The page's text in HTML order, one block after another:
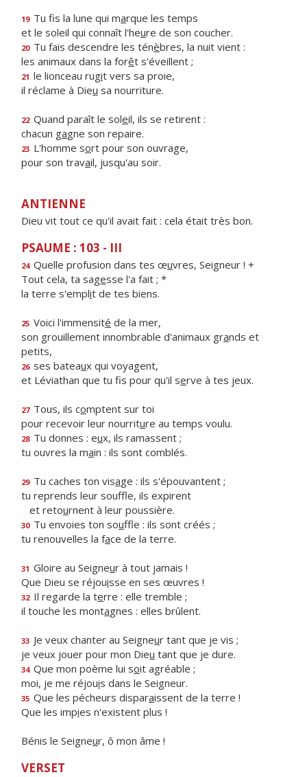
19 Tu fis la lune qui marque les temps
et le soleil qui connaît l'heure de son coucher.
20 Tu fais descendre les ténèbres, la nuit vient :
les animaux dans la forêt s'éveillent ;
21 le lionceau rugit vers sa proie,
il réclame à Dieu sa nourriture.
22 Quand paraît le soleil, ils se retirent :
chacun gagne son repaire.
23 L'homme sort pour son ouvrage,
pour son travail, jusqu'au soir.
ANTIENNE
Dieu vit tout ce qu'il avait fait : cela était très bon.
PSAUME : 103 - III
24 Quelle profusion dans tes œuvres, Seigneur ! +
Tout cela, ta sagesse l'a fait ; *
la terre s'emplit de tes biens.
25 Voici l'immensité de la mer,
son grouillement innombrable d'animaux grands et
petits,
26 ses bateaux qui voyagent,
et Léviathan que tu fis pour qu'il serve à tes jeux.
27 Tous, ils comptent sur toi
pour recevoir leur nourriture au temps voulu.
28 Tu donnes : eux, ils ramassent ;
tu ouvres la main : ils sont comblés.
29 Tu caches ton visage : ils s'épouvantent ;
tu reprends leur souffle, ils expirent
et retournent à leur poussière.
30 Tu envoies ton souffle : ils sont créés ;
tu renouvelles la face de la terre.
31 Gloire au Seigneur à tout jamais !
Que Dieu se réjouisse en ses œuvres !
32 Il regarde la terre : elle tremble ;
il touche les montagnes : elles brûlent.
33 Je veux chanter au Seigneur tant que je vis ;
je veux jouer pour mon Dieu tant que je dure.
34 Que mon poème lui soit agréable ;
moi, je me réjouis dans le Seigneur.
35 Que les pécheurs disparaissent de la terre !
Que les impies n'existent plus !
Bénis le Seigneur, ô mon âme !
VERSET